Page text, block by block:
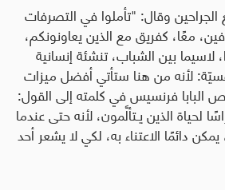
الجراحين وقال: "تأملوا في التصرفات
معًا، كفريق مع الذين يعاونونكم،
لاسيما بين الشباب، تنشئة إنسانية
لأنه من هنا ستأتي أفضل ميزات
البابا فرنسيس في كلمته إلى القول:
لحياة الذين يـتألَّمون، لأنه حتى عندما
دائمًا الاعتناء به، لكي لا يشعر أحد